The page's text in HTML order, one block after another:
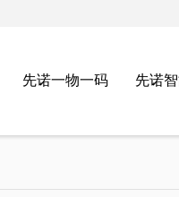
先诺一物一码 先诺